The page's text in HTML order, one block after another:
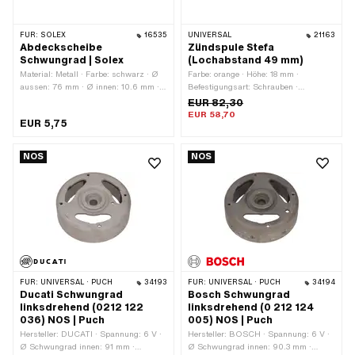
FÜR: SOLEX 16535
Abdeckscheibe
Schwungrad | Solex
Material: Metall · Farbe: schwarz · Ø
aussen: 76 mm · Ø innen: 10.6 mm ·
EUR 5,75
UNIVERSAL 21163
Zündspule Stefa
(Lochabstand 49 mm)
Farbe: orange · Höhe: 18 mm ·
Befestigungsart: Schrauben ·
Gesamtlänge: 73 mm ·
Verwendungsort: Intern (in der
Anwendungsbereich: Original ·
Anwendungsbereich: Standard ·
Lochabstand: 49 mm
EUR 82,30
EUR 58,70
NOS
FÜR: UNIVERSAL · PUCH 34193
Ducati Schwungrad
linksdrehend (0212 122
036) NOS | Puch
Hersteller: DUCATI · Spannung: 6 V ·
Ø Schwungrad innen: 91 mm ·
NOS
FÜR: UNIVERSAL · PUCH 34194
Bosch Schwungrad
linksdrehend (0 212 124
005) NOS | Puch
Hersteller: BOSCH · Spannung: 6 V ·
Ø Schwungrad innen: 90.3 mm ·